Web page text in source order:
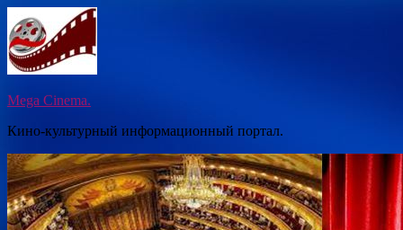
Перейти
к
содержимому
Mega Cinema.
Кино-культурный информационный портал.